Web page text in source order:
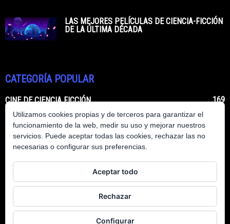
LAS MEJORES PELÍCULAS DE CIENCIA-FICCIÓN
DE LA ÚLTIMA DÉCADA
CATEGORÍA POPULAR
CINE DE CIENCIA FICCIÓN
169
LIBROS DE CIENCIA FICCIÓN
CIENCIA FICCIÓN HECHA REALIDAD
SERIES DE CIENCIA FICCIÓN
COMICS DE CIENCIA FICCIÓN
12
PERSONAJES DE CIENCIA FICCIÓN
VIDEOJUEGOS DE CIENCIA FICCIÓN
Utilizamos cookies propias y de terceros para garantizar el
funcionamiento de la web, medir su uso y mejorar nuestros
servicios. Puede aceptar todas las cookies, rechazar las no
necesarias o configurar sus preferencias.
Aceptar todo
Rechazar
Configurar